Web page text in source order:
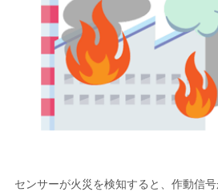
センサーが火災を検知すると、作動信